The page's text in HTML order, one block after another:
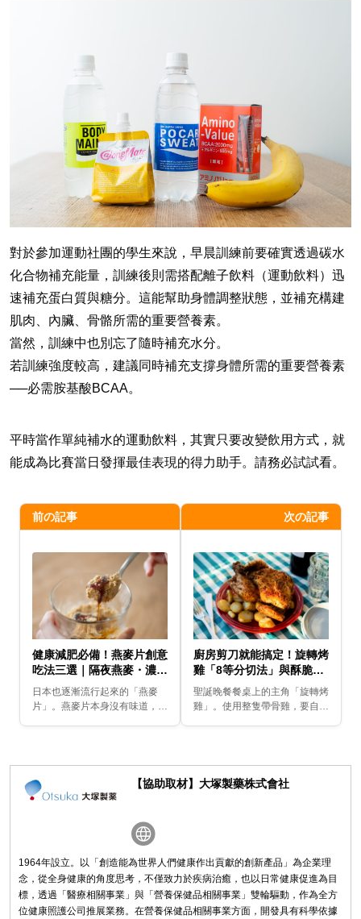
對於參加運動社團的學生來說，早晨訓練前要確實透過碳水
化合物補充能量，訓練後則需搭配離子飲料（運動飲料）迅
速補充蛋白質與糖分。這能幫助身體調整狀態，並補充構建
肌肉、內臟、骨骼所需的重要營養素。
當然，訓練中也別忘了隨時補充水分。
若訓練強度較高，建議同時補充支撐身體所需的重要營養素
──必需胺基酸BCAA。
平時當作單純補水的運動飲料，其實只要改變飲用方式，就
能成為比賽當日發揮最佳表現的得力助手。請務必試試看。
前の記事
健康減肥必備！燕麥片創意
吃法三選｜隔夜燕麥・濃湯
燉飯・烤飯糰風
日本也逐漸流行起來的「燕麥
片」。燕麥片本身沒有味道，因
快速完成的幾種吃法！
次の記事
廚房剪刀就能搞定！旋轉烤
雞「8等分切法」與酥脆回
溫全攻略
聖誕晚餐餐桌上的主角「旋轉烤
雞」。使用整隻帶骨雞，要自己
何將...
【協助取材】大塚製藥株式會社
1964年設立。以「創造能為世界人們健康作出貢獻的創新產品」為企業理
念，從全身健康的角度思考，不僅致力於疾病治癒，也以日常健康促進為目
標，透過「醫療相關事業」與「營養保健品相關事業」雙輪驅動，作為全方
位健康照護公司推展業務。在營養保健品相關事業方面，開發具有科學依據